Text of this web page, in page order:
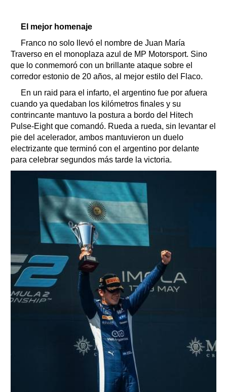
El mejor homenaje
Franco no solo llevó el nombre de Juan María
Traverso en el monoplaza azul de MP Motorsport. Sino
que lo conmemoró con un brillante ataque sobre el
corredor estonio de 20 años, al mejor estilo del Flaco.
En un raid para el infarto, el argentino fue por afuera
cuando ya quedaban los kilómetros finales y su
contrincante mantuvo la postura a bordo del Hitech
Pulse-Eight que comandó. Rueda a rueda, sin levantar el
pie del acelerador, ambos mantuvieron un duelo
electrizante que terminó con el argentino por delante
para celebrar segundos más tarde la victoria.